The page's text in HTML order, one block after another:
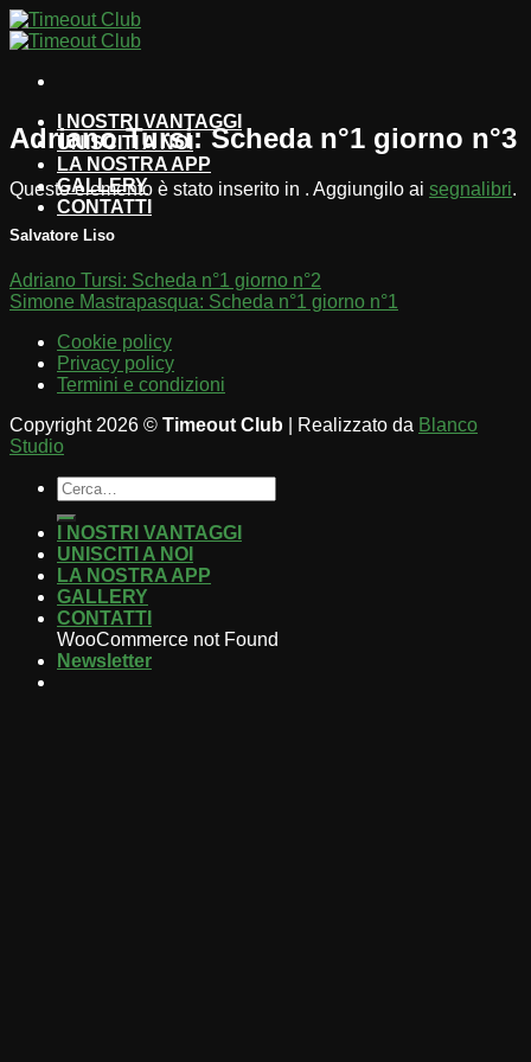
Salta
ai
I NOSTRI VANTAGGI
UNISCITI A NOI
LA NOSTRA APP
GALLERY
CONTATTI
Adriano Tursi: Scheda n°1 giorno n°3
Questo elemento è stato inserito in . Aggiungilo ai segnalibri.
Salvatore Liso
Adriano Tursi: Scheda n°1 giorno n°2
Simone Mastrapasqua: Scheda n°1 giorno n°1
Cookie policy
Privacy policy
Termini e condizioni
Copyright 2026 © Timeout Club | Realizzato da Blanco
Studio
I NOSTRI VANTAGGI
UNISCITI A NOI
LA NOSTRA APP
GALLERY
CONTATTI
WooCommerce not Found
Newsletter